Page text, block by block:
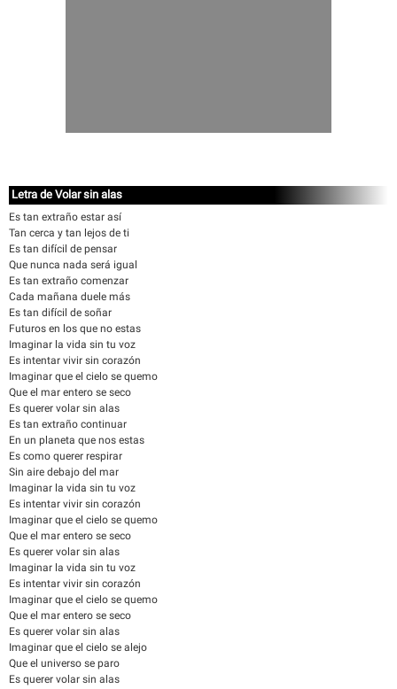
Letra de Volar sin alas
Es tan extraño estar así
Tan cerca y tan lejos de ti
Es tan difícil de pensar
Que nunca nada será igual
Es tan extraño comenzar
Cada mañana duele más
Es tan difícil de soñar
Futuros en los que no estas
Imaginar la vida sin tu voz
Es intentar vivir sin corazón
Imaginar que el cielo se quemo
Que el mar entero se seco
Es querer volar sin alas
Es tan extraño continuar
En un planeta que nos estas
Es como querer respirar
Sin aire debajo del mar
Imaginar la vida sin tu voz
Es intentar vivir sin corazón
Imaginar que el cielo se quemo
Que el mar entero se seco
Es querer volar sin alas
Imaginar la vida sin tu voz
Es intentar vivir sin corazón
Imaginar que el cielo se quemo
Que el mar entero se seco
Es querer volar sin alas
Imaginar que el cielo se alejo
Que el universo se paro
Es querer volar sin alas